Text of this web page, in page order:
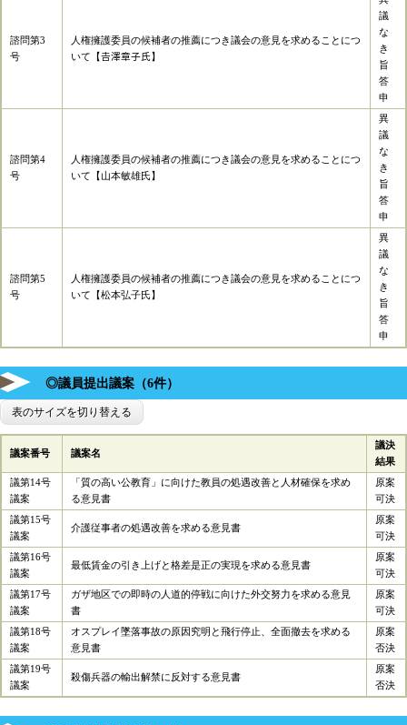
諮問第3
号
人権擁護委員の候補者の推薦につき議会の意見を求めることにつ
いて【𠮷澤章子氏】
議
な
き
旨
答
申
諮問第4
号
人権擁護委員の候補者の推薦につき議会の意見を求めることにつ
いて【山本敏雄氏】
異
議
な
き
旨
答
申
諮問第5
号
人権擁護委員の候補者の推薦につき議会の意見を求めることにつ
いて【松本弘子氏】
異
議
な
き
旨
答
申
◎議員提出議案（6件）
表のサイズを切り替える
議案番号 議案名
議決
結果
議第14号
議案
「質の高い公教育」に向けた教員の処遇改善と人材確保を求め
る意見書
原案
可決
議第15号
議案
介護従事者の処遇改善を求める意見書
原案
可決
議第16号
議案
最低賃金の引き上げと格差是正の実現を求める意見書
原案
可決
議第17号
議案
ガザ地区での即時の人道的停戦に向けた外交努力を求める意見
書
原案
可決
議第18号
議案
​オスプレイ墜落事故の原因究明と飛行停止、全面撤去を求める
意見書
原案
否決
議第19号
議案
殺傷兵器の輸出解禁に反対する意見書
原案
否決